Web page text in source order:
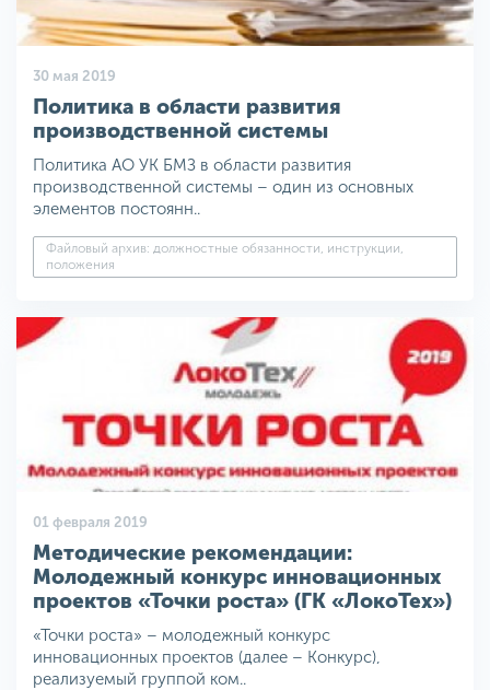
30 мая 2019
Политика в области развития
производственной системы
Политика АО УК БМЗ в области развития
производственной системы – один из основных
элементов постоянн..
Файловый архив: должностные обязанности, инструкции,
положения
01 февраля 2019
Методические рекомендации:
Молодежный конкурс инновационных
проектов «Точки роста» (ГК «ЛокоТех»)
«Точки роста» – молодежный конкурс
инновационных проектов (далее – Конкурс),
реализуемый группой ком..